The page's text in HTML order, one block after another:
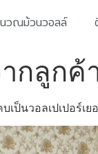
วณม้วนวอลล์
กลูก
นวอลเปเปอร์เย